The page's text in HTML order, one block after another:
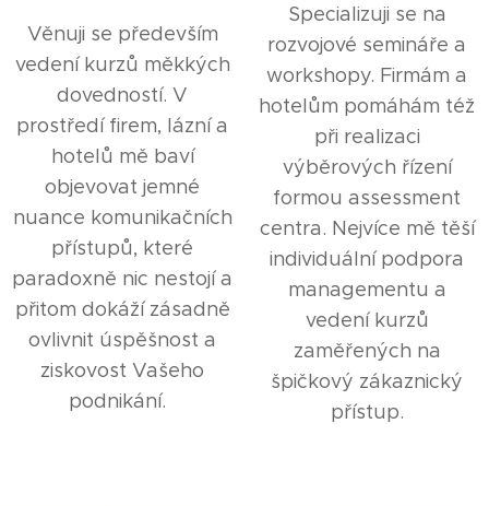
Věnuji se především
vedení kurzů měkkých
dovedností. V
prostředí firem, lázní a
hotelů mě baví
objevovat jemné
nuance komunikačních
přístupů, které
paradoxně nic nestojí a
přitom dokáží zásadně
ovlivnit úspěšnost a
ziskovost Vašeho
podnikání.
Specializuji se na
rozvojové semináře a
workshopy. Firmám a
hotelům pomáhám též
při realizaci
výběrových řízení
formou assessment
centra. Nejvíce mě těší
individuální podpora
managementu a
vedení kurzů
zaměřených na
špičkový zákaznický
přístup.